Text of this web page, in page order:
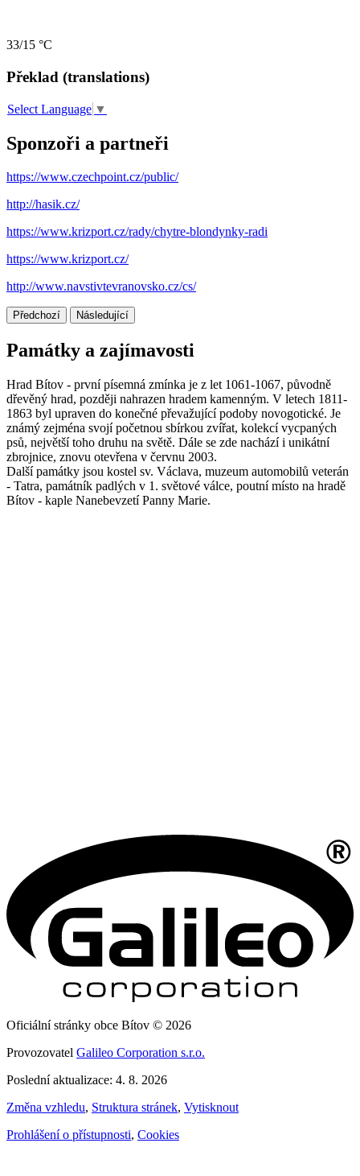
33/15 °C
Překlad (translations)
Select Language ▼
Sponzoři a partneři
https://www.czechpoint.cz/public/
http://hasik.cz/
https://www.krizport.cz/rady/chytre-blondynky-radi
https://www.krizport.cz/
http://www.navstivtevranovsko.cz/cs/
Předchozí Následující
Památky a zajímavosti
Hrad Bítov - první písemná zmínka je z let 1061-1067, původně
dřevěný hrad, později nahrazen hradem kamenným. V letech 1811-
1863 byl upraven do konečné převažující podoby novogotické. Je
známý zejména svojí početnou sbírkou zvířat, kolekcí vycpaných
psů, největší toho druhu na světě. Dále se zde nachází i unikátní
zbrojnice, znovu otevřena v červnu 2003.
Další památky jsou kostel sv. Václava, muzeum automobilů veterán
- Tatra, památník padlých v 1. světové válce, poutní místo na hradě
Bítov - kaple Nanebevzetí Panny Marie.
Oficiální stránky obce Bítov © 2026
Provozovatel Galileo Corporation s.r.o.
Poslední aktualizace: 4. 8. 2026
Změna vzhledu, Struktura stránek, Vytisknout
Prohlášení o přístupnosti, Cookies